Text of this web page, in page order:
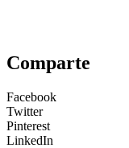
Comparte
Facebook
Twitter
Pinterest
LinkedIn